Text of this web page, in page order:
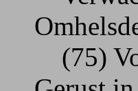
(75)